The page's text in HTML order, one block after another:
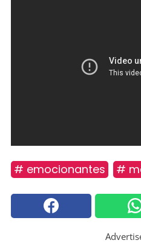
# emocionantes #